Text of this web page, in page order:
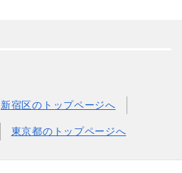
新宿区のトップページへ
東京都のトップページへ